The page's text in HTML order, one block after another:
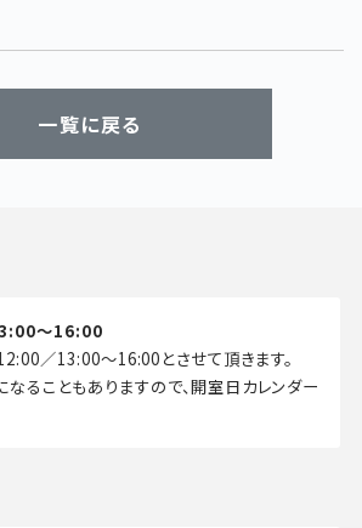
一覧に戻る
～16:00
／13:00～16:00とさせて頂きます。
ることもありますので、開室日カレンダー